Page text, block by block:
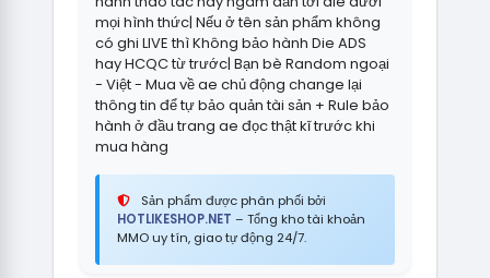
mọi hình thức| Nếu ở tên sản phẩm không
có ghi LIVE thì Không bảo hành Die ADS
hay HCQC từ trước| Bạn bè Random ngoại
- Việt - Mua về ae chủ động change lại
thông tin để tự bảo quản tài sản + Rule bảo
hành ở đầu trang ae đọc thật kĩ trước khi
mua hàng
Sản phẩm được phân phối bởi
HOTLIKESHOP.NET – Tổng kho tài khoản
MMO uy tín, giao tự động 24/7.